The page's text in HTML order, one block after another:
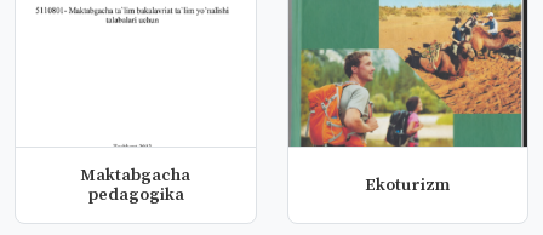
Maktabgacha
pedagogika
Ekoturizm